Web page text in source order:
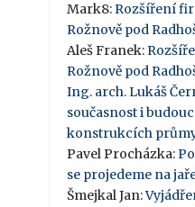
Mark8:Rozšíření
Rožnově pod
Aleš Franek:
Rožnově pod
Ing. arch. Lukáš
současnost i
konstrukcích
Pavel Procházka:
se projedeme na
Šmejkal Jan: